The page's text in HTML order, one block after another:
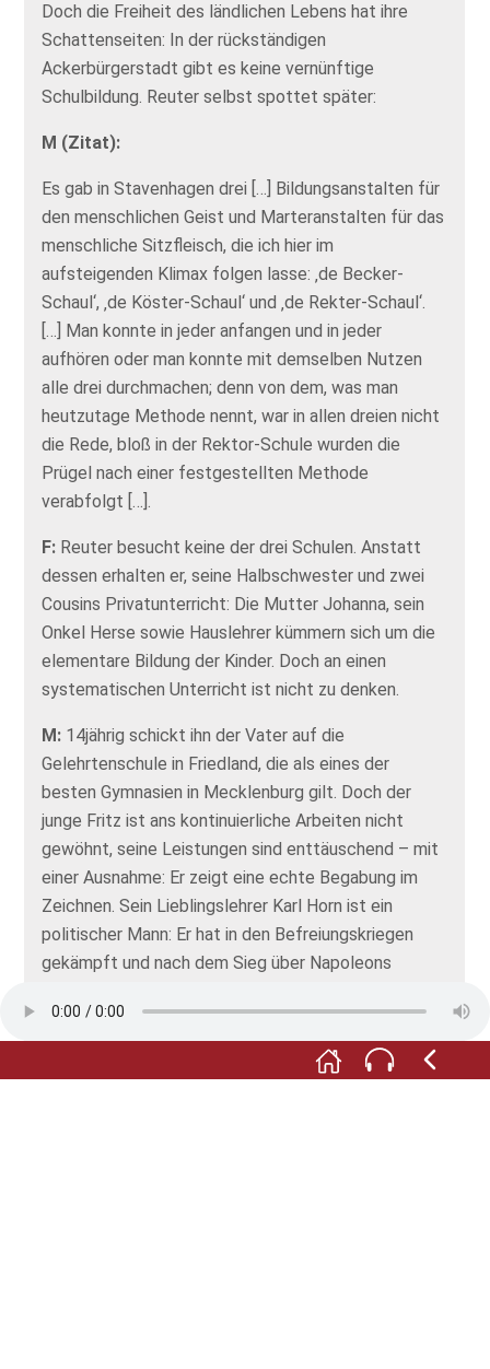
Doch die Freiheit des ländlichen Lebens hat ihre
Schattenseiten: In der rückständigen
Ackerbürgerstadt gibt es keine vernünftige
Schulbildung. Reuter selbst spottet später:
M (Zitat):
Es gab in Stavenhagen drei […] Bildungsanstalten für
den menschlichen Geist und Marteranstalten für das
menschliche Sitzfleisch, die ich hier im
aufsteigenden Klimax folgen lasse: ‚de Becker-
Schaul‘, ‚de Köster-Schaul‘ und ‚de Rekter-Schaul‘.
[…] Man konnte in jeder anfangen und in jeder
aufhören oder man konnte mit demselben Nutzen
alle drei durchmachen; denn von dem, was man
heutzutage Methode nennt, war in allen dreien nicht
die Rede, bloß in der Rektor-Schule wurden die
Prügel nach einer festgestellten Methode
verabfolgt […].
F: Reuter besucht keine der drei Schulen. Anstatt
dessen erhalten er, seine Halbschwester und zwei
Cousins Privatunterricht: Die Mutter Johanna, sein
Onkel Herse sowie Hauslehrer kümmern sich um die
elementare Bildung der Kinder. Doch an einen
systematischen Unterricht ist nicht zu denken.
M: 14jährig schickt ihn der Vater auf die
Gelehrtenschule in Friedland, die als eines der
besten Gymnasien in Mecklenburg gilt. Doch der
junge Fritz ist ans kontinuierliche Arbeiten nicht
gewöhnt, seine Leistungen sind enttäuschend – mit
einer Ausnahme: Er zeigt eine echte Begabung im
Zeichnen. Sein Lieblingslehrer Karl Horn ist ein
politischer Mann: Er hat in den Befreiungskriegen
gekämpft und nach dem Sieg über Napoleons
F:Nach knapp vier Jahren in Friedland schickt
Reuters Vater ihn nach Parchim. Hier gibt es keinen